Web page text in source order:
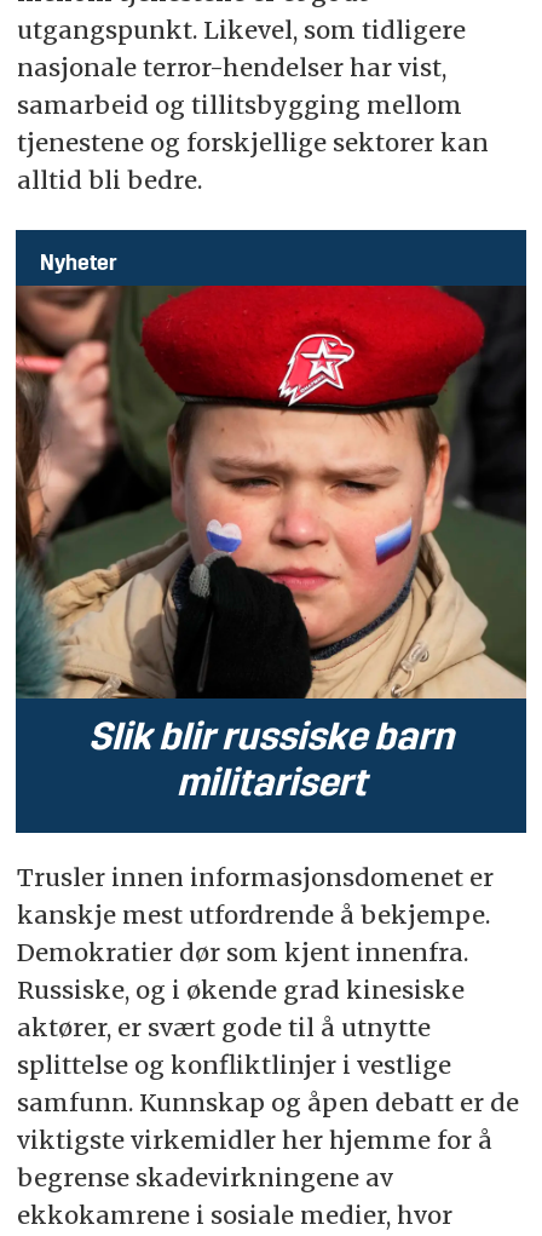
utgangspunkt. Likevel, som tidligere
nasjonale terror-hendelser har vist,
samarbeid og tillitsbygging mellom
tjenestene og forskjellige sektorer kan
alltid bli bedre.
Nyheter
Slik blir russiske barn
militarisert
Trusler innen informasjonsdomenet er
kanskje mest utfordrende å bekjempe.
Demokratier dør som kjent innenfra.
Russiske, og i økende grad kinesiske
aktører, er svært gode til å utnytte
splittelse og konfliktlinjer i vestlige
samfunn. Kunnskap og åpen debatt er de
viktigste virkemidler her hjemme for å
begrense skadevirkningene av
ekkokamrene i sosiale medier, hvor